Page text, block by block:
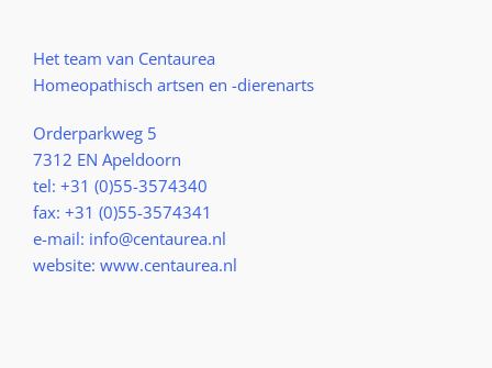
Het team van Centaurea
Homeopathisch artsen en -dierenarts
Orderparkweg 5
7312 EN Apeldoorn
tel: +31 (0)55-3574340
fax: +31 (0)55-3574341
e-mail: info@centaurea.nl
website: www.centaurea.nl